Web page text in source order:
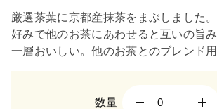
厳選茶葉に京都産抹茶をまぶしました
好みで他のお茶にあわせると互いの旨
一層おいしい。他のお茶とのブレンド用
数量